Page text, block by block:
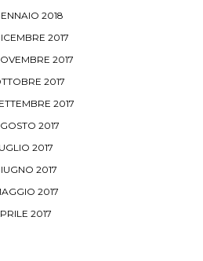
2018
2017
2017
2017
2017
2017
2017
2017
2017
2017